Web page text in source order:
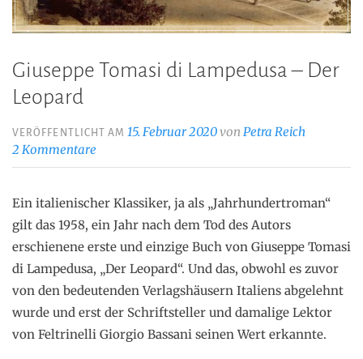
Giuseppe Tomasi di Lampedusa – Der
Leopard
VERÖFFENTLICHT AM15. Februar 2020vonPetra Reich
2 Kommentare
Ein italienischer Klassiker, ja als „Jahrhundertroman“
gilt das 1958, ein Jahr nach dem Tod des Autors
erschienene erste und einzige Buch von Giuseppe Tomasi
di Lampedusa, „Der Leopard“. Und das, obwohl es zuvor
von den bedeutenden Verlagshäusern Italiens abgelehnt
wurde und erst der Schriftsteller und damalige Lektor
von Feltrinelli Giorgio Bassani seinen Wert erkannte.